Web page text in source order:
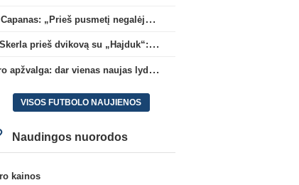
M. Capanas: „Prieš pusmetį negalėjau net įsivaizduoti, kad žaisime prieš „Hajduk“
A. Skerla prieš dvikovą su „Hajduk“: „Tai kito kalibro komanda“
Turo apžvalga: dar vienas naujas lyderis
VISOS FUTBOLO NAUJIENOS
Naudingos nuorodos
kainos